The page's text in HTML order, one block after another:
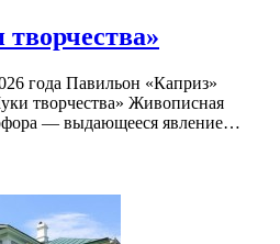
года Павильон «Каприз»
творчества» Живописная
— выдающееся явление…